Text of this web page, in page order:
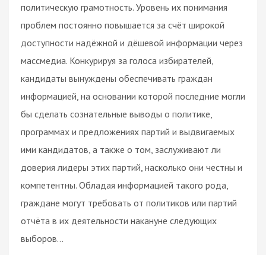
политическую грамотность. Уровень их понимания
проблем постоянно повышается за счёт широкой
доступности надёжной и дёшевой информации через
массмедиа. Конкурируя за голоса избирателей,
кандидаты вынуждены обеспечивать граждан
информацией, на основании которой последние могли
бы сделать сознательные выводы о политике,
программах и предложениях партий и выдвигаемых
ими кандидатов, а также о том, заслуживают ли
доверия лидеры этих партий, насколько они честны и
компетентны. Обладая информацией такого рода,
граждане могут требовать от политиков или партий
отчёта в их деятельности накануне следующих
выборов…